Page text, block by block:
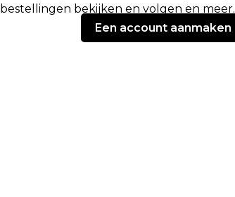
bestellingen bekijken en volgen en meer.
Een account aanmaken